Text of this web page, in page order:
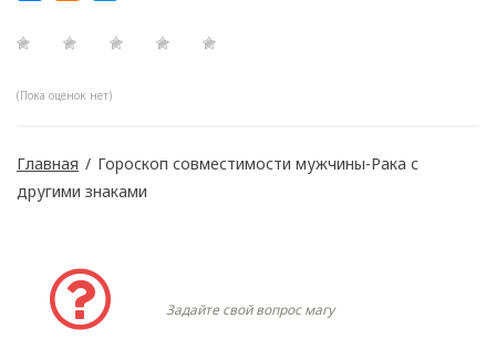
(Пока оценок нет)
Главная / Гороскоп совместимости мужчины-Рака с
другими знаками
Задайте свой вопрос магу